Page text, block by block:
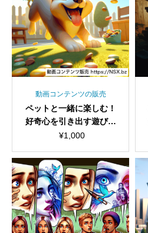
動画コンテンツの販売
ペットと一緒に楽しむ！
好奇心を引き出す遊び方
ショート動画セット
¥1,000